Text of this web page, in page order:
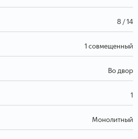
8 / 14
1 совмещенный
Во двор
1
Монолитный